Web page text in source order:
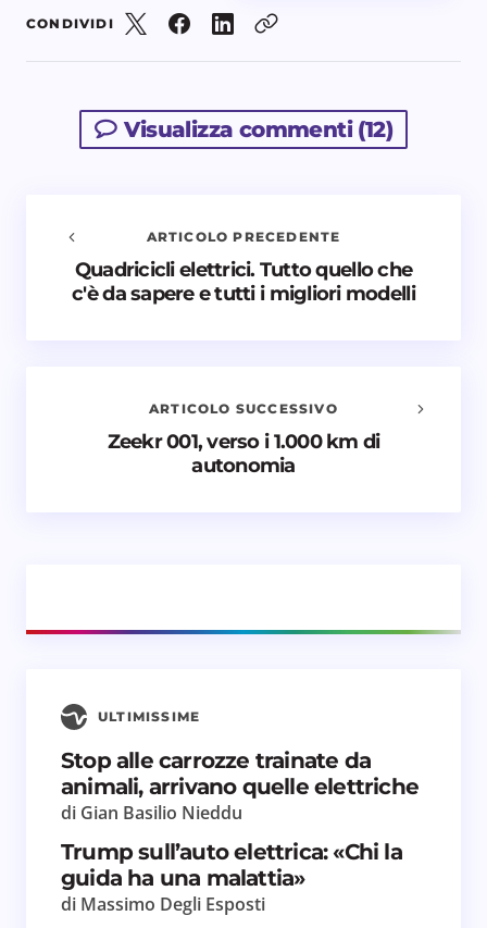
CONDIVIDI
Visualizza commenti (12)
per il prossimo commento.
Avvisami quando vengono aggiunti nuovi
commenti
Invia commento
ARTICOLO PRECEDENTE
Quadricicli elettrici. Tutto quello che
c'è da sapere e tutti i migliori modelli
ARTICOLO SUCCESSIVO
Zeekr 001, verso i 1.000 km di
autonomia
ULTIMISSIME
Stop alle carrozze trainate da
animali, arrivano quelle elettriche
di Gian Basilio Nieddu
Trump sull’auto elettrica: «Chi la
guida ha una malattia»
di Massimo Degli Esposti